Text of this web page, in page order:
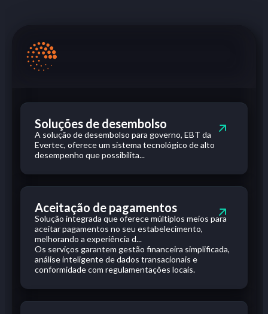
Soluções de desembolso
A solução de desembolso para governo, EBT da
Evertec, oferece um sistema tecnológico de alto
desempenho que possibilita...
Aceitação de pagamentos
Solução integrada que oferece múltiplos meios para
aceitar pagamentos no seu estabelecimento,
melhorando a experiência d...
Os serviços garantem gestão financeira simplificada,
análise inteligente de dados transacionais e
conformidade com regulamentações locais.